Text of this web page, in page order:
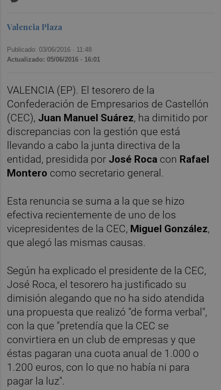
Valencia Plaza
Publicado: 03/06/2016 · 11:48
Actualizado: 05/06/2016 · 16:01
VALENCIA (EP). El tesorero de la
Confederación de Empresarios de Castellón
(CEC), Juan Manuel Suárez, ha dimitido por
discrepancias con la gestión que está
llevando a cabo la junta directiva de la
entidad, presidida por José Roca con Rafael
Montero como secretario general.
Esta renuncia se suma a la que se hizo
efectiva recientemente de uno de los
vicepresidentes de la CEC, Miguel González,
que alegó las mismas causas.
Según ha explicado el presidente de la CEC,
José Roca, el tesorero ha justificado su
dimisión alegando que no ha sido atendida
una propuesta que realizó "de forma verbal",
con la que "pretendía que la CEC se
convirtiera en un club de empresas y que
éstas pagaran una cuota anual de 1.000 o
1.200 euros, con lo que no había ni para
pagar la luz".